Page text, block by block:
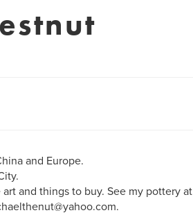
and Europe.
and things to buy. See my pottery at